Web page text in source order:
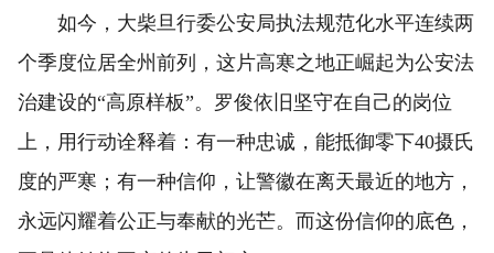
如今，大柴旦行委公安局执法规范化水平连续两
个季度位居全州前列，这片高寒之地正崛起为公安法
治建设的“高原样板”。罗俊依旧坚守在自己的岗位
上，用行动诠释着：有一种忠诚，能抵御零下40摄氏
度的严寒；有一种信仰，让警徽在离天最近的地方，
永远闪耀着公正与奉献的光芒。而这份信仰的底色，